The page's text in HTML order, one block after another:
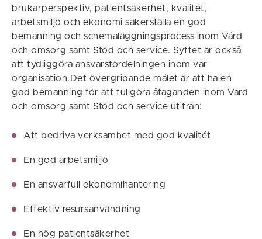
brukarperspektiv, patientsäkerhet, kvalitét,
arbetsmiljö och ekonomi säkerställa en god
bemanning och schemaläggningsprocess inom Vård
och omsorg samt Stöd och service. Syftet är också
att tydliggöra ansvarsfördelningen inom vår
organisation.Det övergripande målet är att ha en
god bemanning för att fullgöra åtaganden inom Vård
och omsorg samt Stöd och service utifrån:
Att bedriva verksamhet med god kvalitét
En god arbetsmiljö
En ansvarfull ekonomihantering
Effektiv resursanvändning
En hög patientsäkerhet